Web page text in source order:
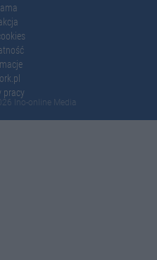
pracy
Ino-online Media